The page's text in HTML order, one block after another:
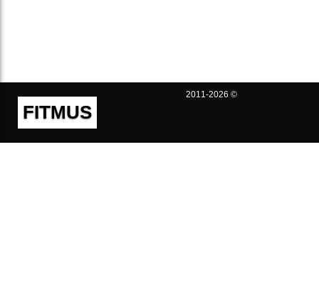
FITMUS
2011-2026 ©